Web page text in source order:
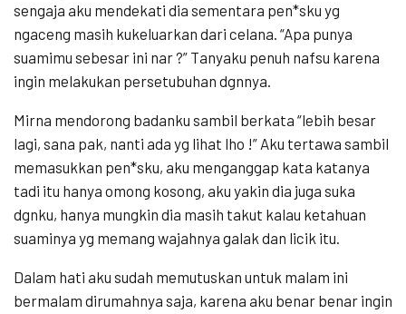
sengaja aku mendekati dia sementara pen*sku yg
ngaceng masih kukeluarkan dari celana. “Apa punya
suamimu sebesar ini nar ?” Tanyaku penuh nafsu karena
ingin melakukan persetubuhan dgnnya.
Mirna mendorong badanku sambil berkata “lebih besar
lagi, sana pak, nanti ada yg lihat lho !” Aku tertawa sambil
memasukkan pen*sku, aku menganggap kata katanya
tadi itu hanya omong kosong, aku yakin dia juga suka
dgnku, hanya mungkin dia masih takut kalau ketahuan
suaminya yg memang wajahnya galak dan licik itu.
Dalam hati aku sudah memutuskan untuk malam ini
bermalam dirumahnya saja, karena aku benar benar ingin